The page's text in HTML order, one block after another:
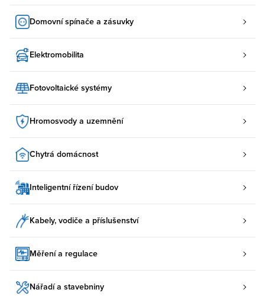
Domovní spínače a zásuvky
Elektromobilita
Fotovoltaické systémy
Hromosvody a uzemnění
Chytrá domácnost
Inteligentní řízení budov
Kabely, vodiče a příslušenství
Měření a regulace
Nářadí a stavebniny